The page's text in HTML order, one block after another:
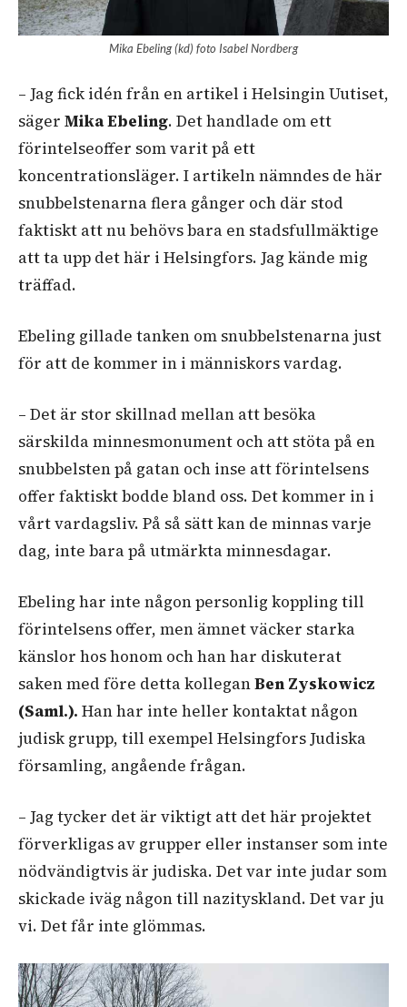
Mika Ebeling (kd) foto Isabel Nordberg
– Jag fick idén från en artikel i Helsingin Uutiset,
säger Mika Ebeling. Det handlade om ett
förintelseoffer som varit på ett
koncentrationsläger. I artikeln nämndes de här
snubbelstenarna flera gånger och där stod
faktiskt att nu behövs bara en stadsfullmäktige
att ta upp det här i Helsingfors. Jag kände mig
träffad.
Ebeling gillade tanken om snubbelstenarna just
för att de kommer in i människors vardag.
– Det är stor skillnad mellan att besöka
särskilda minnesmonument och att stöta på en
snubbelsten på gatan och inse att förintelsens
offer faktiskt bodde bland oss. Det kommer in i
vårt vardagsliv. På så sätt kan de minnas varje
dag, inte bara på utmärkta minnesdagar.
Ebeling har inte någon personlig koppling till
förintelsens offer, men ämnet väcker starka
känslor hos honom och han har diskuterat
saken med före detta kolleganBen Zyskowicz
(Saml.). Han har inte heller kontaktat någon
judisk grupp, till exempel Helsingfors Judiska
församling, angående frågan.
– Jag tycker det är viktigt att det här projektet
förverkligas av grupper eller instanser som inte
nödvändigtvis är judiska. Det var inte judar som
skickade iväg någon till nazityskland. Det var ju
vi. Det får inte glömmas.